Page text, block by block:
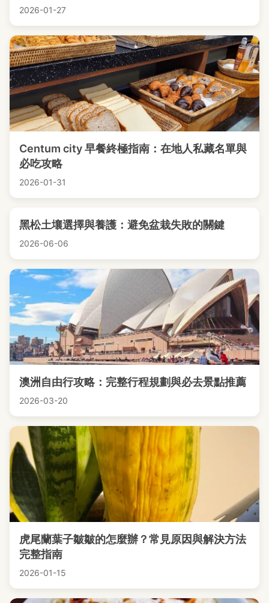
2026-01-27
Centum city 早餐終極指南：在地人私藏名單與
必吃攻略
2026-01-31
黑松土壤選擇與養護：避免盆栽失敗的關鍵
2026-06-06
澳洲自由行攻略：完整行程規劃與必去景點推薦
2026-03-20
虎尾蘭葉子皺皺的怎麼辦？常見原因與解決方法
完整指南
2026-01-15